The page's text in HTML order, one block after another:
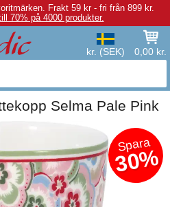
Frakt 59 kr - fri från 899 kr.
70% på 4000 produkter.
kr. (SEK) 0,00 kr.
Selma Pale Pink
Spara
30%